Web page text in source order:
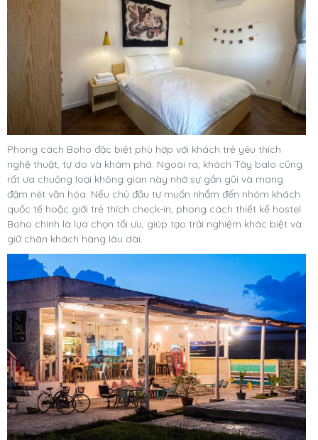
Phong cách Boho đặc biệt phù hợp với khách trẻ yêu thích
nghệ thuật, tự do và khám phá. Ngoài ra, khách Tây balo cũng
rất ưa chuộng loại không gian này nhờ sự gần gũi và mang
đậm nét văn hóa. Nếu chủ đầu tư muốn nhắm đến nhóm khách
quốc tế hoặc giới trẻ thích check-in, phong cách thiết kế hostel
Boho chính là lựa chọn tối ưu, giúp tạo trải nghiệm khác biệt và
giữ chân khách hàng lâu dài.